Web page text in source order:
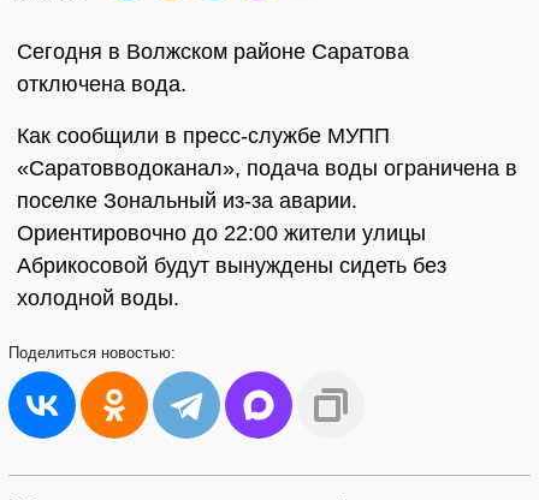
Сегодня в Волжском районе Саратова
отключена вода.
Как сообщили в пресс-службе МУПП
«Саратовводоканал», подача воды ограничена в
поселке Зональный из-за аварии.
Ориентировочно до 22:00 жители улицы
Абрикосовой будут вынуждены сидеть без
холодной воды.
Поделиться новостью: